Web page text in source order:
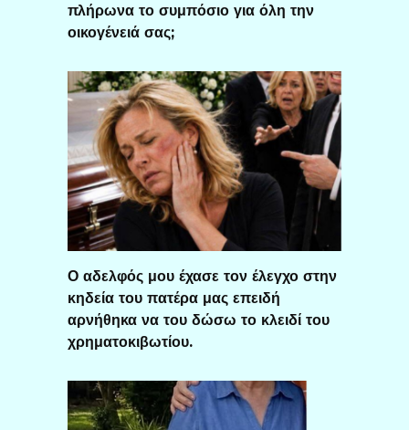
πλήρωνα το συμπόσιο για όλη την
οικογένειά σας;
Ο αδελφός μου έχασε τον έλεγχο στην
κηδεία του πατέρα μας επειδή
αρνήθηκα να του δώσω το κλειδί του
χρηματοκιβωτίου.